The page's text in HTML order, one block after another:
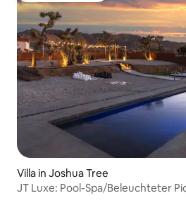
Villa in Joshua Tree
JT Luxe: Pool-Spa/Beleuchteter